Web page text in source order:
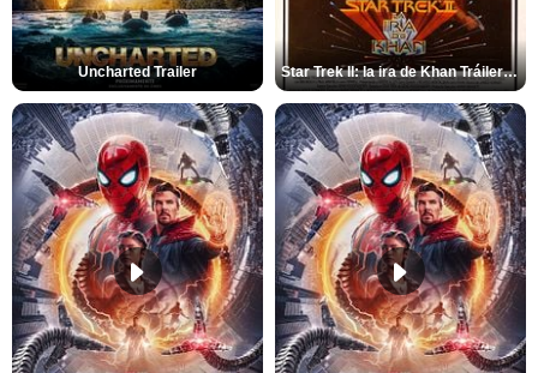
Uncharted Trailer Star Trek II: la ira de Khan Tráiler VO